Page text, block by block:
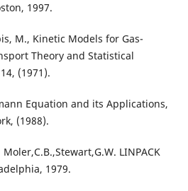
1997.
M., Kinetic Models for Gas-
Theory and Statistical
(1971).
Equation and its Applications,
(1988).
Moler,C.B.,Stewart,G.W. LINPACK
1979.